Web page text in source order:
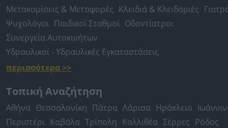
Μετακομίσεις & Μεταφορές Κλειδιά & Κλειδαριές
Ψυχολόγοι Παιδικοί Σταθμοί Οδοντίατροι
Συνεργεία Αυτοκινήτων
Υδραυλικοί - Υδραυλικές Εγκαταστάσεις
περισσότερα >>
Τοπική Αναζήτηση
Αθήνα Θεσσαλονίκη Πάτρα Λάρισα Ηράκλειο
Περιστέρι Καβάλα Τρίπολη Καλλιθέα Σέρρες Ρόδος